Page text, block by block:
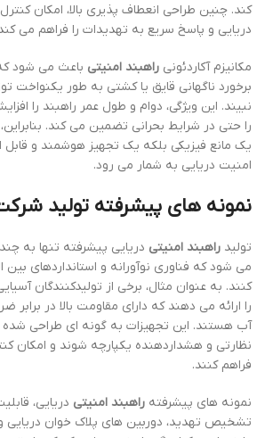
کند. چنین طراحی انعطاف پذیری بالا، امکان
دریایی و پاسخ سریع به تهدیدات را فراهم می
مکانیزم آکاردئونی راهبند امنیتی باعث می شود
برخورد ناگهانی قایق یا کشتی به طور یکنواخت
نبیند. این ویژگی، دوام و طول عمر راهبند را
را حتی در شرایط بحرانی تضمین می کند.
یک مانع فیزیکی بلکه یک تجهیز هوشمند و قابل
امنیت دریایی به شمار می رود.
نمونه های پیشرفته تولید
تولید راهبند امنیتی دریایی پیشرفته تنها به
می شود که فناوری نوآورانه و استانداردهای بین
کنند. به عنوان مثال، برخی از تولیدکنندگان
را ارائه می دهند که دارای مقاومت بالا در برابر
آب هستند. این تجهیزات به گونه ای طراحی شده
نظارتی و هشداردهنده یکپارچه شوند و امکان
فراهم کنند.
نمونه های پیشرفته راهبند امنیتی دریایی،
تشخیص تهدید، دوربین های پلاک خوان دریایی